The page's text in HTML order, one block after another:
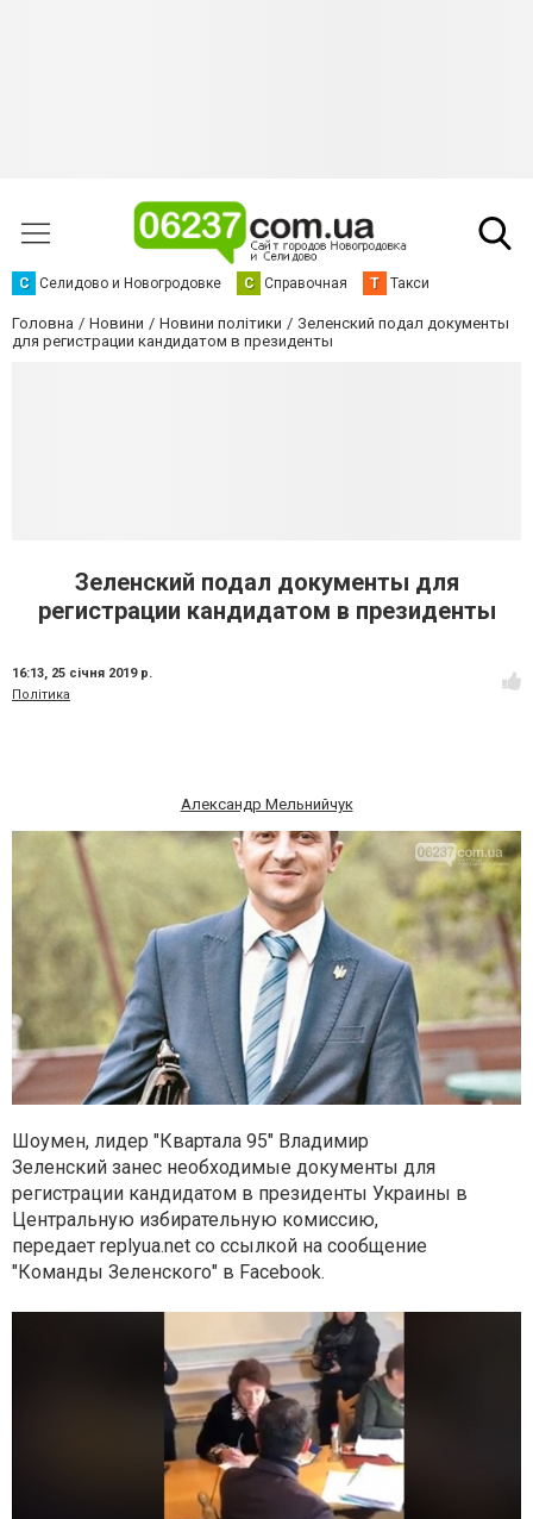
С Селидово и Новогродовке С Справочная Т Такси
Головна Новини Новини політики
Зеленский подал документы
для регистрации кандидатом в президенты
Зеленский подал документы для
регистрации кандидатом в президенты
16:13, 25 січня 2019 р.
Політика
Александр Мельнийчук
Шоумен, лидер "Квартала 95" Владимир
Зеленский занес необходимые документы для
регистрации кандидатом в президенты Украины в
Центральную избирательную комиссию,
передает replyua.net cо ссылкой на сообщение
"Команды Зеленского" в Facebook.